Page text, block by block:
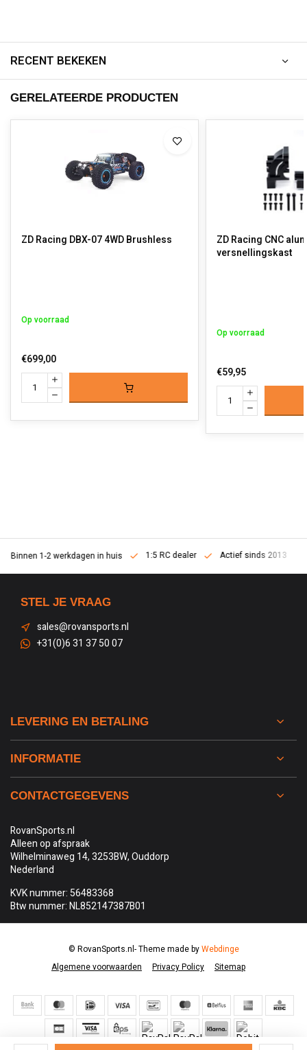
RECENT BEKEKEN
GERELATEERDE PRODUCTEN
ZD Racing DBX-07 4WD Brushless
Op voorraad
€699,00
ZD Racing CNC
versnellingskast
Op voorraad
€59,95
Binnen 1-2 werkdagen in huis 1:5 RC dealer Actief sinds 2013
STEL JE VRAAG
sales@rovansports.nl
+31(0)6 31 37 50 07
LEVERING EN BETALING
INFORMATIE
CONTACTGEGEVENS
RovanSports.nl
Alleen op afspraak
Wilhelminaweg 14, 3253BW, Ouddorp
Nederland
KVK nummer: 56483368
Btw nummer: NL852147387B01
Algemene voorwaarden Privacy Policy Sitemap
© RovanSports.nl- Theme made byWebdinge